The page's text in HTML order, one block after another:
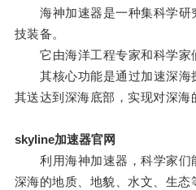
海神加速器是一种集科学研
技装备。
它由海洋工程专家和科学家
其核心功能是通过加速深海
其送达到深海底部，实现对深海
skyline加速器官网
利用海神加速器，科学家们
深海的地质、地貌、水文、生态